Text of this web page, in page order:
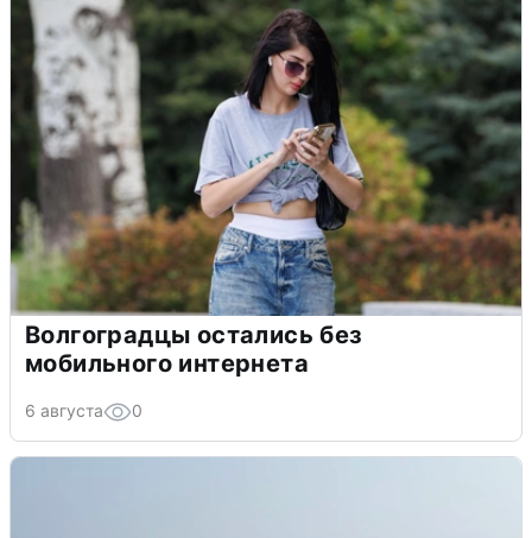
Волгоградцы остались без
мобильного интернета
6 августа 0